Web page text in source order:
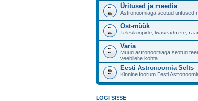
Üritused ja meedia
Astronoomiaga seotud üritused
Ost-müük
Teleskoopide, lisaseadmete,
Varia
Muud astronoomiaga seotud
veebilehe kohta.
Eesti Astronoomia Selts
Kinnine foorum Eesti
LOGI SISSE